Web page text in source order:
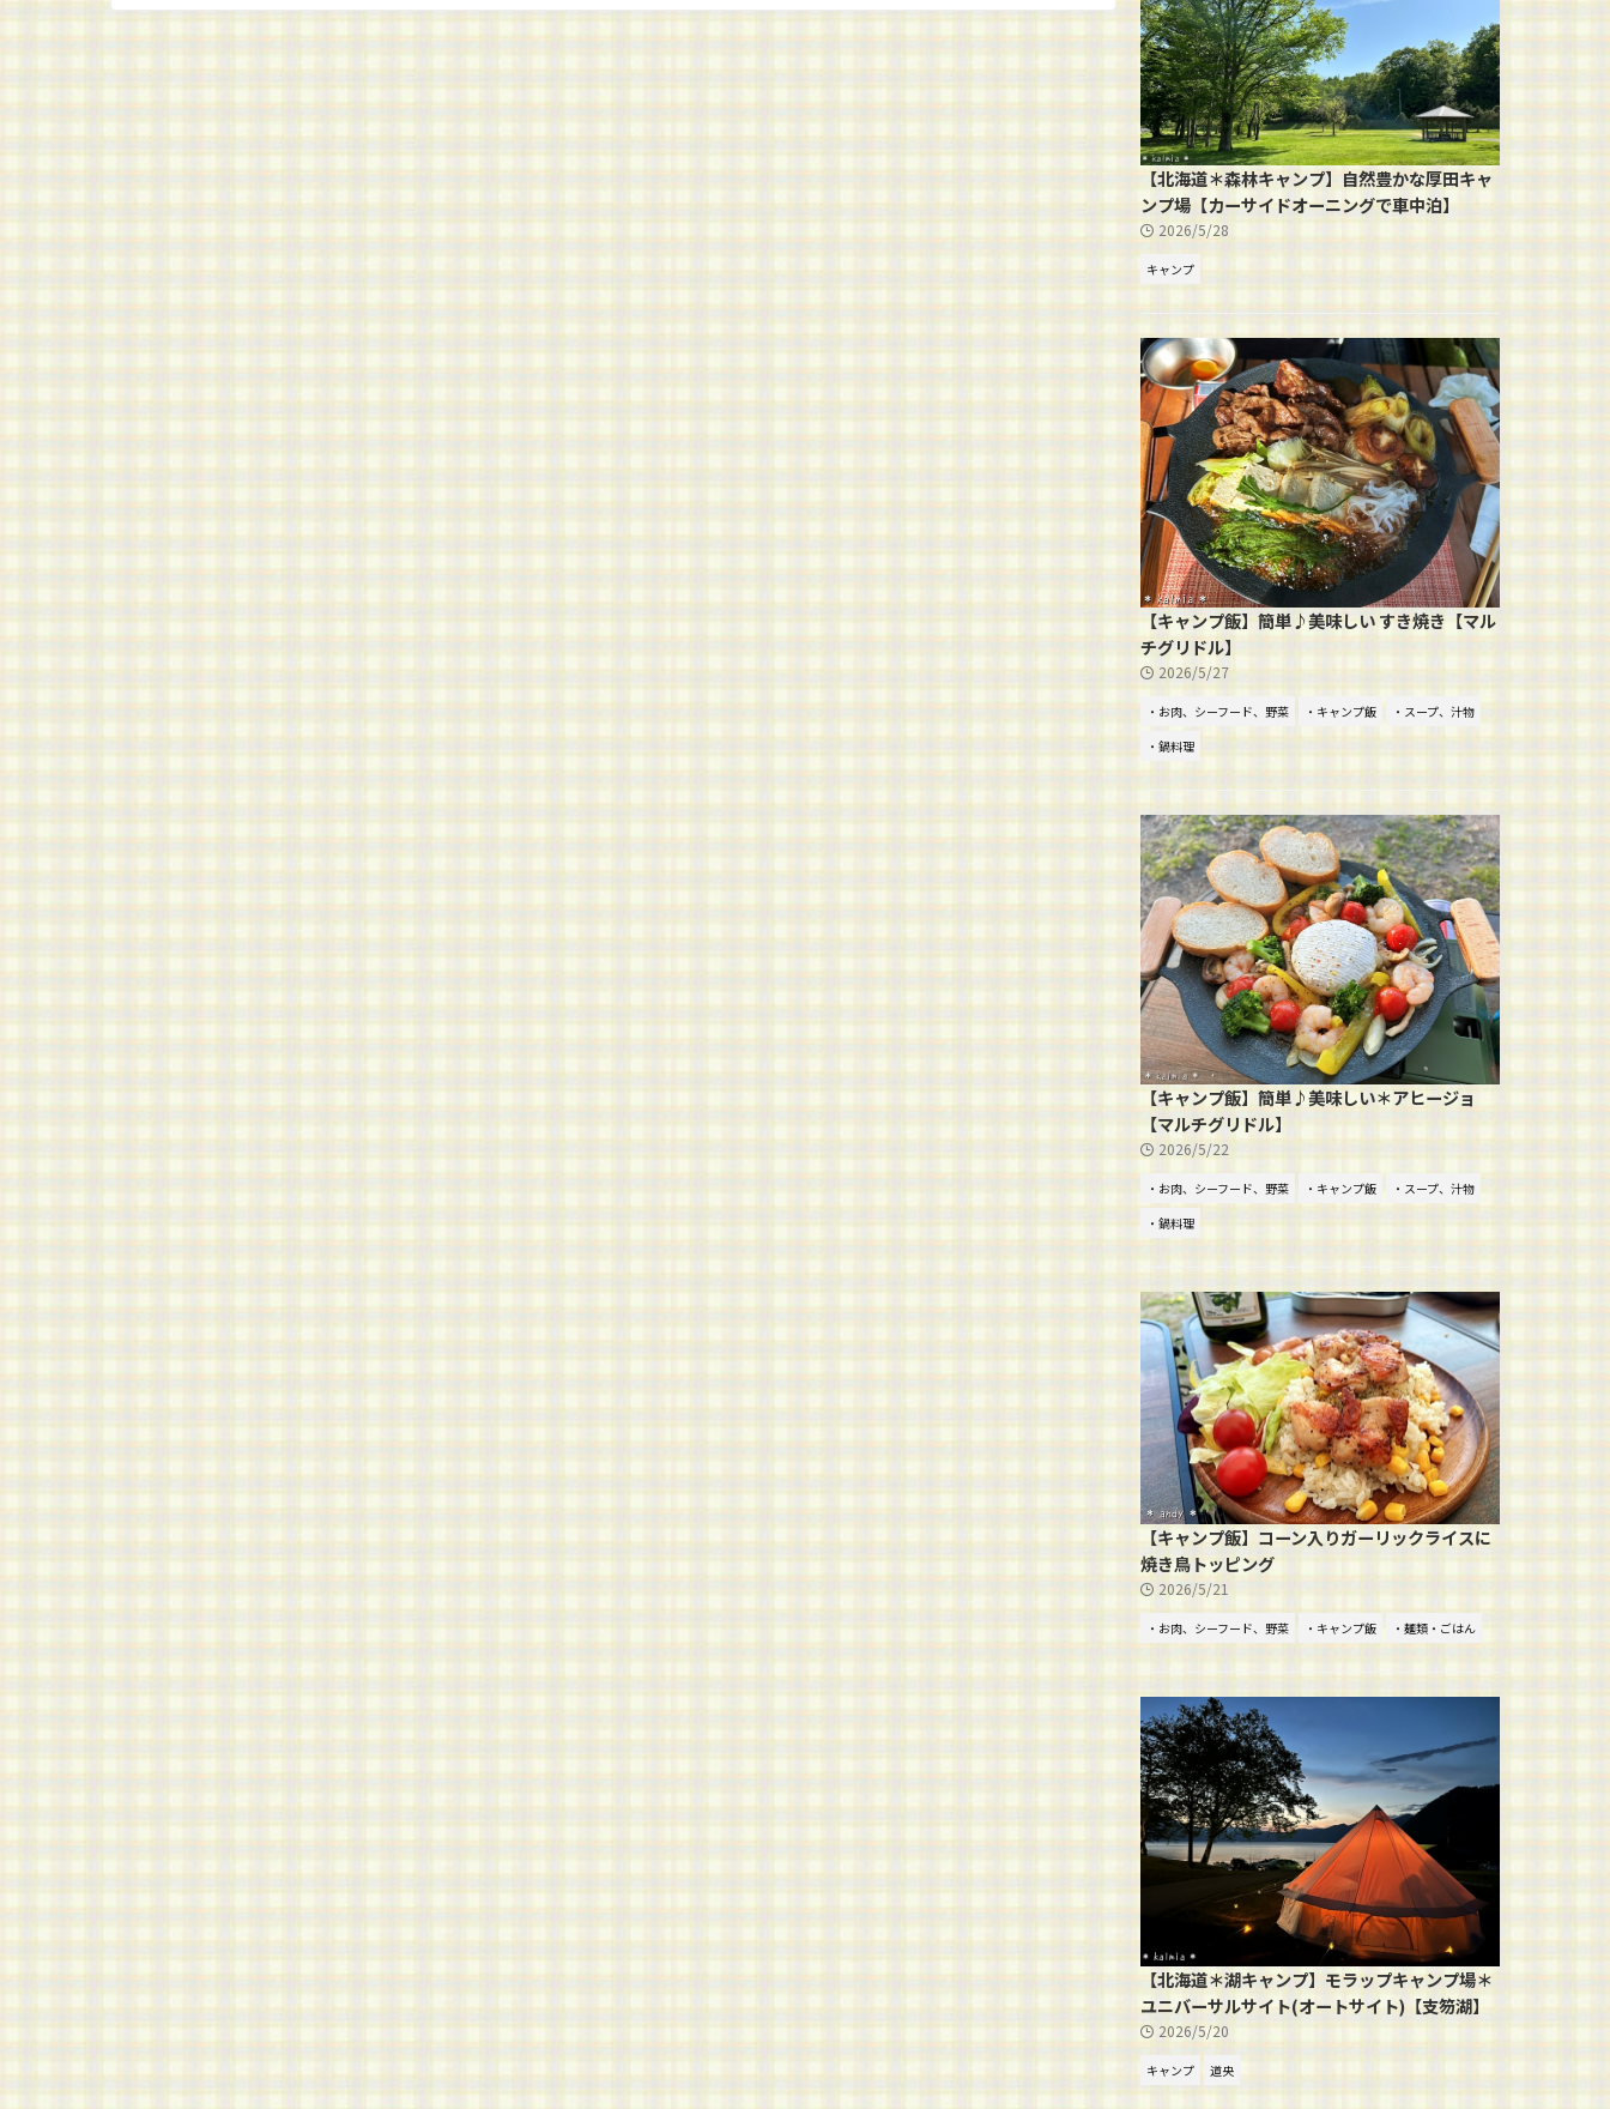
【北海道＊森林キャンプ】自然豊かな厚田キャ
ンプ場【カーサイドオーニングで車中泊】
2026/5/28
キャンプ
【キャンプ飯】簡単♪美味しい すき焼き【マル
チグリドル】
2026/5/27
・お肉、シーフード、野菜 ・キャンプ飯
・スープ、汁物
・鍋料理
【キャンプ飯】簡単♪美味しい＊アヒージョ
【マルチグリドル】
2026/5/22
・お肉、シーフード、野菜 ・キャンプ飯
・スープ、汁物
・鍋料理
【キャンプ飯】コーン入りガーリックライスに
焼き鳥トッピング
2026/5/21
・お肉、シーフード、野菜 ・キャンプ飯 ・麺類・ごはん
【北海道＊湖キャンプ】モラップキャンプ場＊
ユニバーサルサイト(オートサイト)【支笏湖】
2026/5/20
キャンプ 道央